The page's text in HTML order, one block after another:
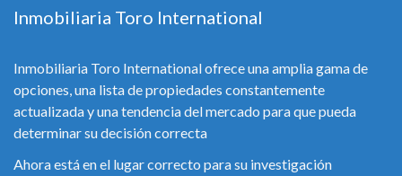
Inmobiliaria Toro International
Inmobiliaria Toro International ofrece una amplia gama de
opciones, una lista de propiedades constantemente
actualizada y una tendencia del mercado para que pueda
determinar su decisión correcta
Ahora está en el lugar correcto para su investigación